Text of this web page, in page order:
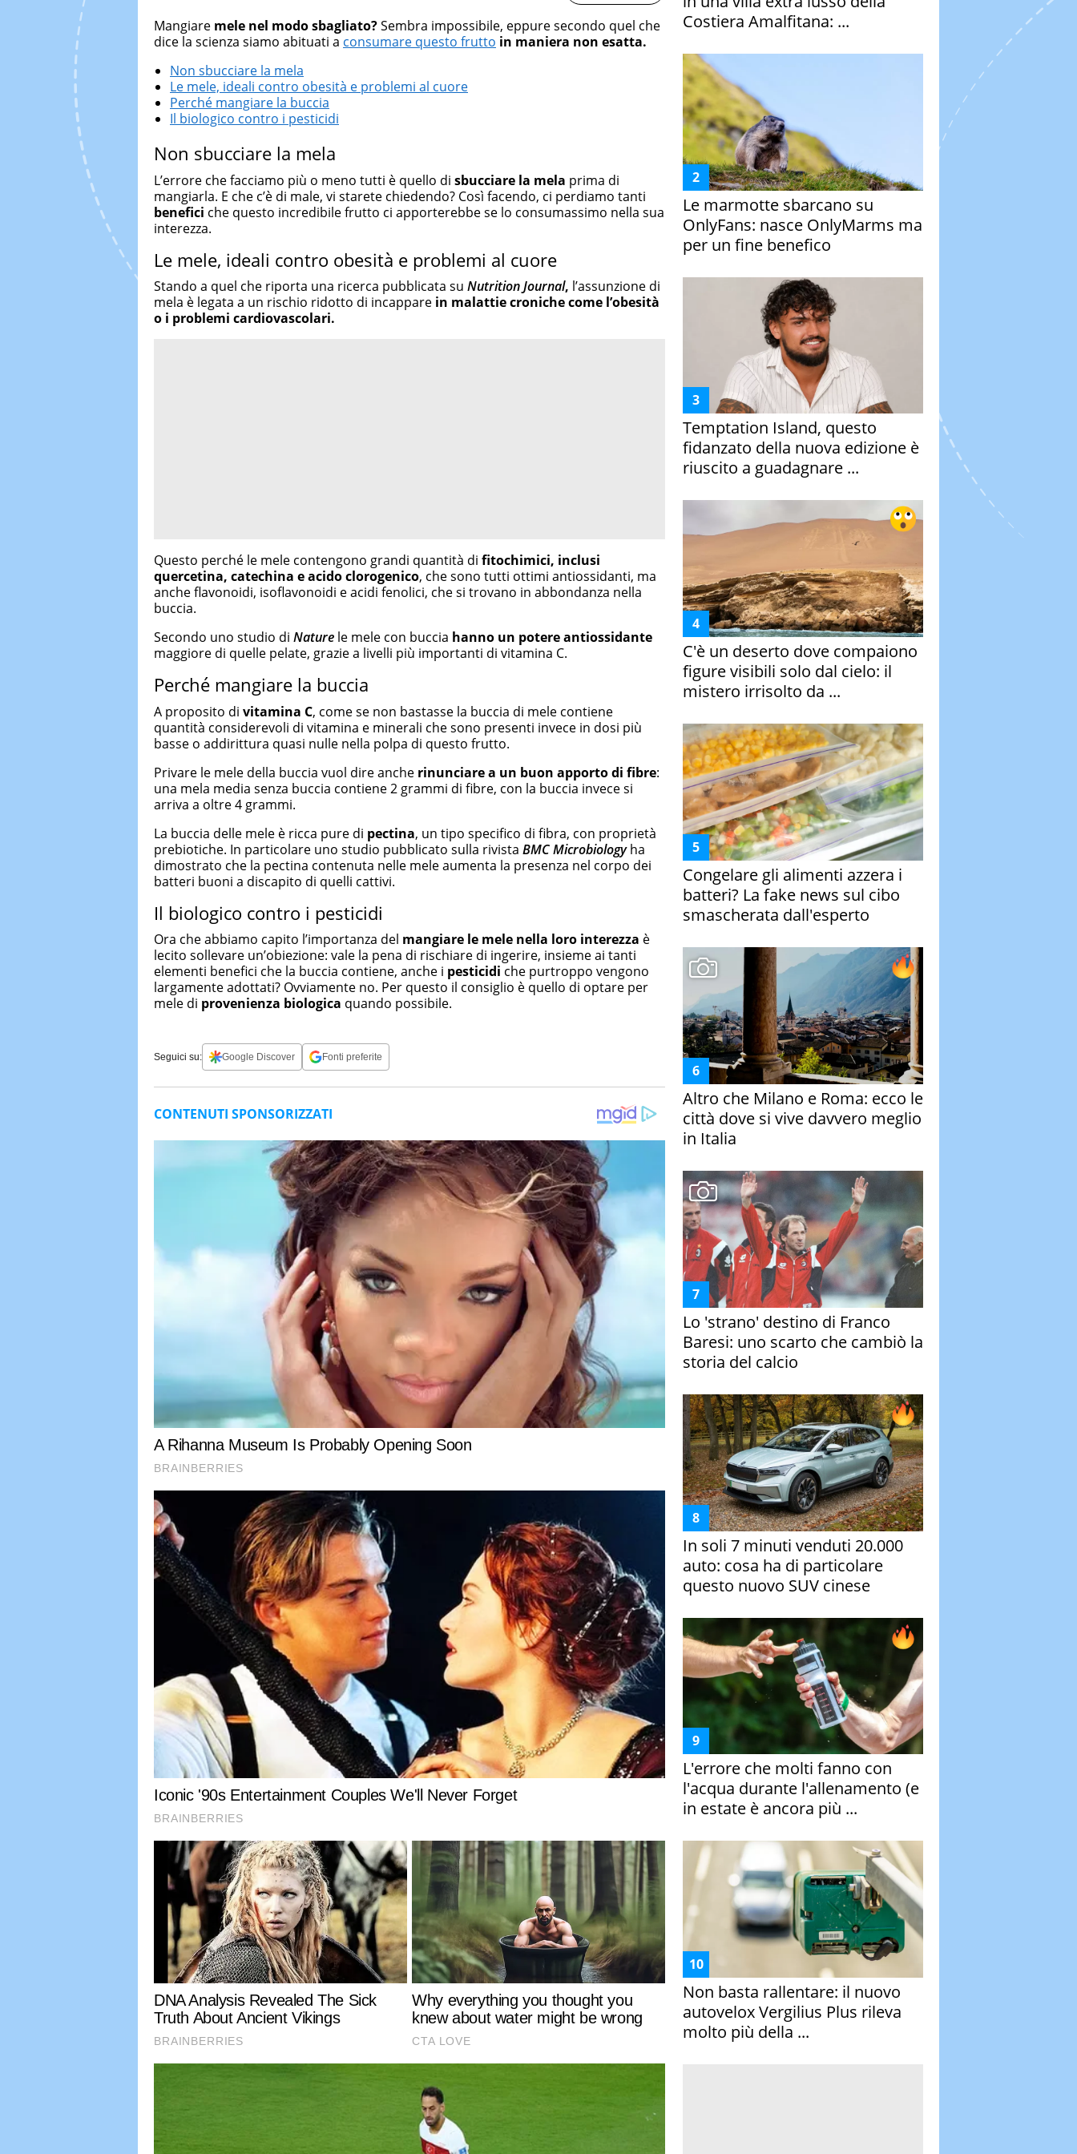
Mangiare mele nel modo sbagliato?Sembra impossibile, eppure secondo quel che
dice la scienza siamo abituati a consumare questo frutto in maniera non esatta.
Non sbucciare la mela
Le mele, ideali contro obesità e problemi al cuore
Perché mangiare la buccia
Il biologico contro i pesticidi
Non sbucciare la mela
L’errore che facciamo più o meno tutti è quello di sbucciare la mela prima di
mangiarla. E che c’è di male, vi starete chiedendo? Così facendo, ci perdiamo tanti
benefici che questo incredibile frutto ci apporterebbe se lo consumassimo nella sua
interezza.
Le mele, ideali contro obesità e problemi al cuore
Stando a quel che riporta una ricerca pubblicata su Nutrition Journal, l’assunzione di
mela è legata a un rischio ridotto di incappare in malattie croniche come l’obesità
o i problemi cardiovascolari.
Questo perché le mele contengono grandi quantità di fitochimici, inclusi
quercetina, catechina e acido clorogenico, che sono tutti ottimi antiossidanti, ma
anche flavonoidi, isoflavonoidi e acidi fenolici, che si trovano in abbondanza nella
buccia.
Secondo uno studio di Nature le mele con buccia hanno un potere antiossidante
maggiore di quelle pelate, grazie a livelli più importanti di vitamina C.
Perché mangiare la buccia
A proposito di vitamina C, come se non bastasse la buccia di mele contiene
quantità considerevoli di vitamina e minerali che sono presenti invece in dosi più
basse o addirittura quasi nulle nella polpa di questo frutto.
Privare le mele della buccia vuol dire anche rinunciare a un buon apporto di fibre:
una mela media senza buccia contiene 2 grammi di fibre, con la buccia invece si
arriva a oltre 4 grammi.
La buccia delle mele è ricca pure di pectina, un tipo specifico di fibra, con proprietà
prebiotiche. In particolare uno studio pubblicato sulla rivista BMC Microbiologyha
dimostrato che la pectina contenuta nelle mele aumenta la presenza nel corpo dei
batteri buoni a discapito di quelli cattivi.
Il biologico contro i pesticidi
Ora che abbiamo capito l’importanza del mangiare le mele nella loro interezza è
lecito sollevare un’obiezione: vale la pena di rischiare di ingerire, insieme ai tanti
elementi benefici che la buccia contiene, anche i pesticidi che purtroppo vengono
largamente adottati? Ovviamente no. Per questo il consiglio è quello di optare per
mele di provenienza biologica quando possibile.
Seguici su: Google Discover Fonti preferite
Costiera Amalfitana: ...
Le marmotte sbarcano su
OnlyFans: nasce OnlyMarms ma
per un fine benefico
Temptation Island, questo
fidanzato della nuova edizione è
riuscito a guadagnare ...
C'è un deserto dove compaiono
figure visibili solo dal cielo: il
mistero irrisolto da ...
Congelare gli alimenti azzera i
batteri? La fake news sul cibo
smascherata dall'esperto
Altro che Milano e Roma: ecco le
città dove si vive davvero meglio
in Italia
Lo 'strano' destino di Franco
Baresi: uno scarto che cambiò la
storia del calcio
In soli 7 minuti venduti 20.000
auto: cosa ha di particolare
questo nuovo SUV cinese
L'errore che molti fanno con
l'acqua durante l'allenamento (e
in estate è ancora più ...
Non basta rallentare: il nuovo
autovelox Vergilius Plus rileva
molto più della ...